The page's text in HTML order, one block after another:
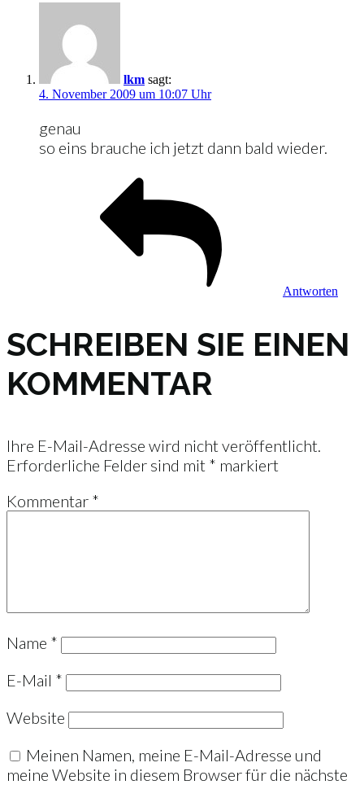
lkm sagt:
4. November 2009 um 10:07 Uhr
genau
so eins brauche ich jetzt dann bald wieder.
Antworten
SCHREIBEN SIE EINEN
KOMMENTAR
Ihre E-Mail-Adresse wird nicht veröffentlicht.
Erforderliche Felder sind mit * markiert
Kommentar *
Name *
E-Mail *
Website
Meinen Namen, meine E-Mail-Adresse und
meine Website in diesem Browser für die nächste